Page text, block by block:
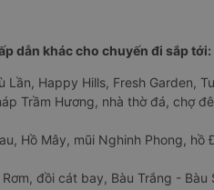
dẫn khác cho chuyến đi sắp tới:
Lần, Happy Hills, Fresh Garden,
Trầm Hương, nhà thờ đá, chợ
Hồ Mây, mũi Nghinh Phong,
đồi cát bay, Bàu Trắng -